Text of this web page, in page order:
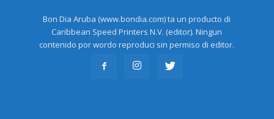
Bon Dia Aruba (www.bondia.com) ta un producto di
Caribbean Speed Printers N.V. (editor). Ningun
contenido por wordo reproduci sin permiso di editor.